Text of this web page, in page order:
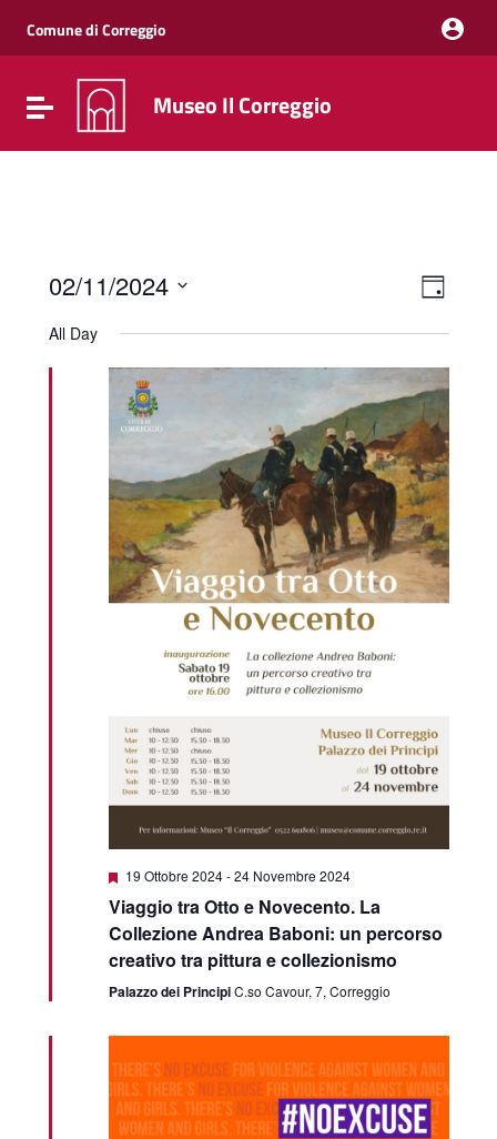
Vai al menu di navigazione
Vai al footer
Comune di Correggio
Attiva / disattiva la navigazione
Museo Il Correggio
Views
Event
Views
Day
02/11/2024
date.
All Day
Featured
19 Ottobre 2024-24 Novembre 2024
Viaggio tra Otto e Novecento. La
Collezione Andrea Baboni: un percorso
creativo tra pittura e collezionismo
Palazzo dei PrincipiC.so Cavour, 7, Correggio